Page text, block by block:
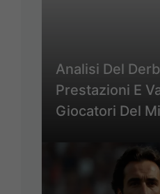
Analisi Del
Prestazioni E
Giocatori Del